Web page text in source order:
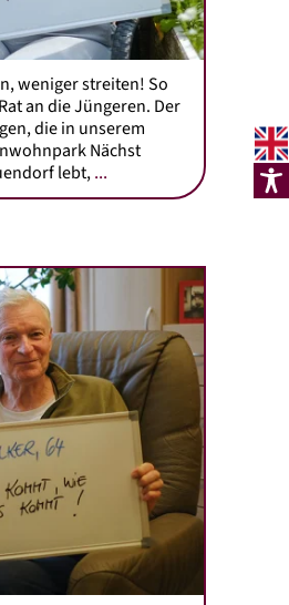
weniger streiten! So
an die Jüngeren. Der
die in unserem
Nächst
lebt,...
sachte! Volker, der in unserer
lebt, geht mit Ruhe und
Leben. Denn es kommt ja doch
man zweitens denkt. So lautet das
Oder um es mit seinem
Nimm`s dir nicht so zu
Let it be!
entdeckte der...